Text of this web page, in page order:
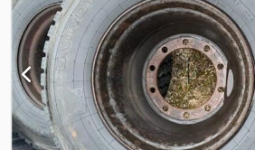
de fonctionnement environ 800 La
immédiatement. De plus amples détails
demande, Lieu de stockage : 94491
Aklsck